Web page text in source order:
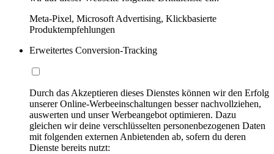
Meta-Pixel, Microsoft Advertising, Klickbasierte
Produktempfehlungen
Erweitertes Conversion-Tracking
Durch das Akzeptieren dieses Dienstes können wir den Erfolg
unserer Online-Werbeeinschaltungen besser nachvollziehen,
auswerten und unser Werbeangebot optimieren. Dazu
gleichen wir deine verschlüsselten personenbezogenen Daten
mit folgenden externen Anbietenden ab, sofern du deren
Dienste bereits nutzt: